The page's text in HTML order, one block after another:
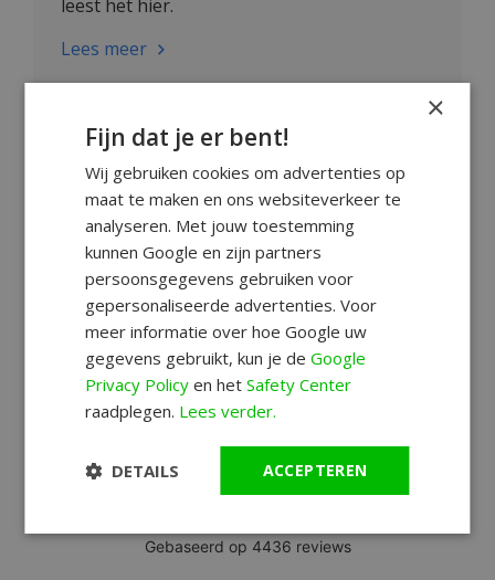
leest het hier.
Lees meer
×
Fijn dat je er bent!
Wij gebruiken cookies om advertenties op
maat te maken en ons websiteverkeer te
analyseren. Met jouw toestemming
kunnen Google en zijn partners
persoonsgegevens gebruiken voor
gepersonaliseerde advertenties. Voor
meer informatie over hoe Google uw
gegevens gebruikt, kun je deGoogle
Privacy Policy en hetSafety Center
raadplegen. Lees verder.
ACCEPTEREN
DETAILS